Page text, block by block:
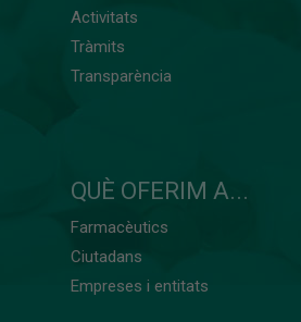
Activitats
Tràmits
Transparència
QUÈ OFERIM A...
Farmacèutics
Ciutadans
Empreses i entitats